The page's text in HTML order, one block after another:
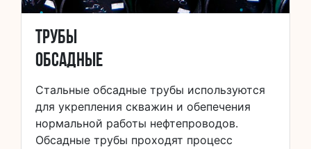
Трубы
обсадные
Стальные обсадные трубы используются
для укрепления скважин и обепечения
нормальной работы нефтепроводов.
Обсадные трубы проходят процесс